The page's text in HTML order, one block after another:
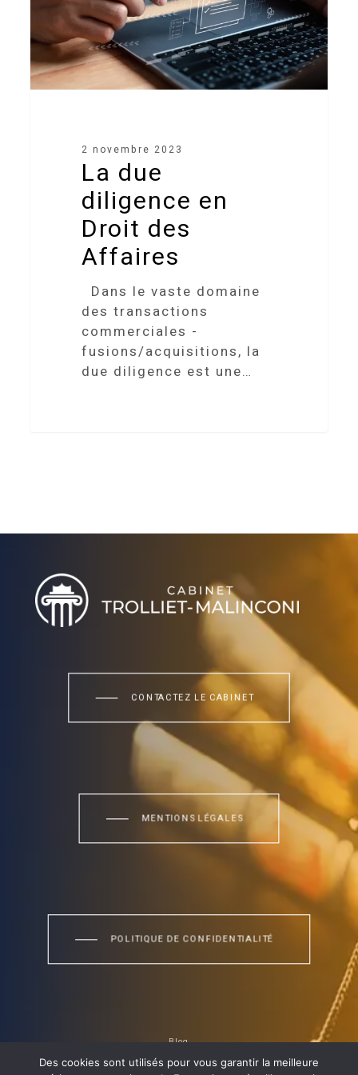
Affaires
2 novembre 2023
La due
diligence en
Droit des
Affaires
Dans le vaste domaine
des transactions
commerciales -
fusions/acquisitions, la
due diligence est une…
CONTACTEZ LE CABINET
MENTIONS LÉGALES
POLITIQUE DE CONFIDENTIALITÉ
Blog
Site conçu et réalisé par Twenty One
Des cookies sont utilisés pour vous garantir la meilleure